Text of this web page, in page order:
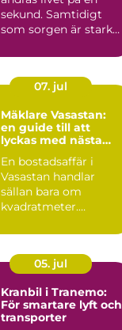
sekund. Samtidigt
som sorgen är stark
praktiska ...
07. jul
Mäklare Vasastan:
en guide till att
lyckas med nästa
En bostadsaffär i
Vasastan handlar
sällan bara om
kvadratmeter.
stark...
05. jul
Kranbil i Tranemo:
För smartare lyft och
transporter